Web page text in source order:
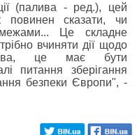
(палива - ред.), цей
повинен сказати, чи
Це складне
вчиняти дії щодо
це має бути
питання зберігання
безпеки Європи", -